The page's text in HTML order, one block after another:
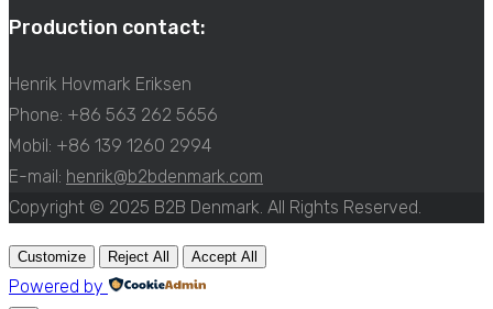
Production contact:
Henrik Hovmark Eriksen
Phone: +86 563 262 5656
Mobil: +86 139 1260 2994
E-mail: henrik@b2bdenmark.com
Copyright © 2025 B2B Denmark. All Rights Reserved.
Customize Reject All Accept All
Powered by